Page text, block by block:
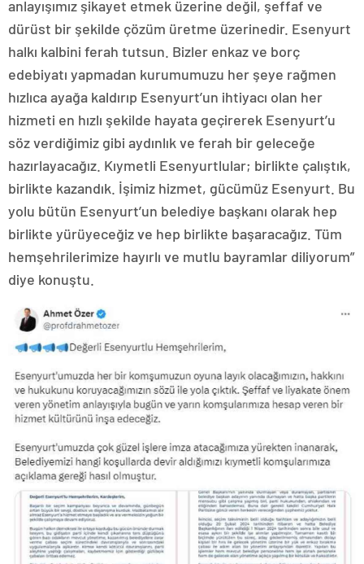
anlayışımız şikayet etmek üzerine değil, şeffaf ve
dürüst bir şekilde çözüm üretme üzerinedir. Esenyurt
halkı kalbini ferah tutsun. Bizler enkaz ve borç
edebiyatı yapmadan kurumumuzu her şeye rağmen
hızlıca ayağa kaldırıp Esenyurt’un ihtiyacı olan her
hizmeti en hızlı şekilde hayata geçirerek Esenyurt’u
söz verdiğimiz gibi aydınlık ve ferah bir geleceğe
hazırlayacağız. Kıymetli Esenyurtlular; birlikte çalıştık,
birlikte kazandık. İşimiz hizmet, gücümüz Esenyurt. Bu
yolu bütün Esenyurt’un belediye başkanı olarak hep
birlikte yürüyeceğiz ve hep birlikte başaracağız. Tüm
hemşehrilerimize hayırlı ve mutlu bayramlar diliyorum”
diye konuştu.